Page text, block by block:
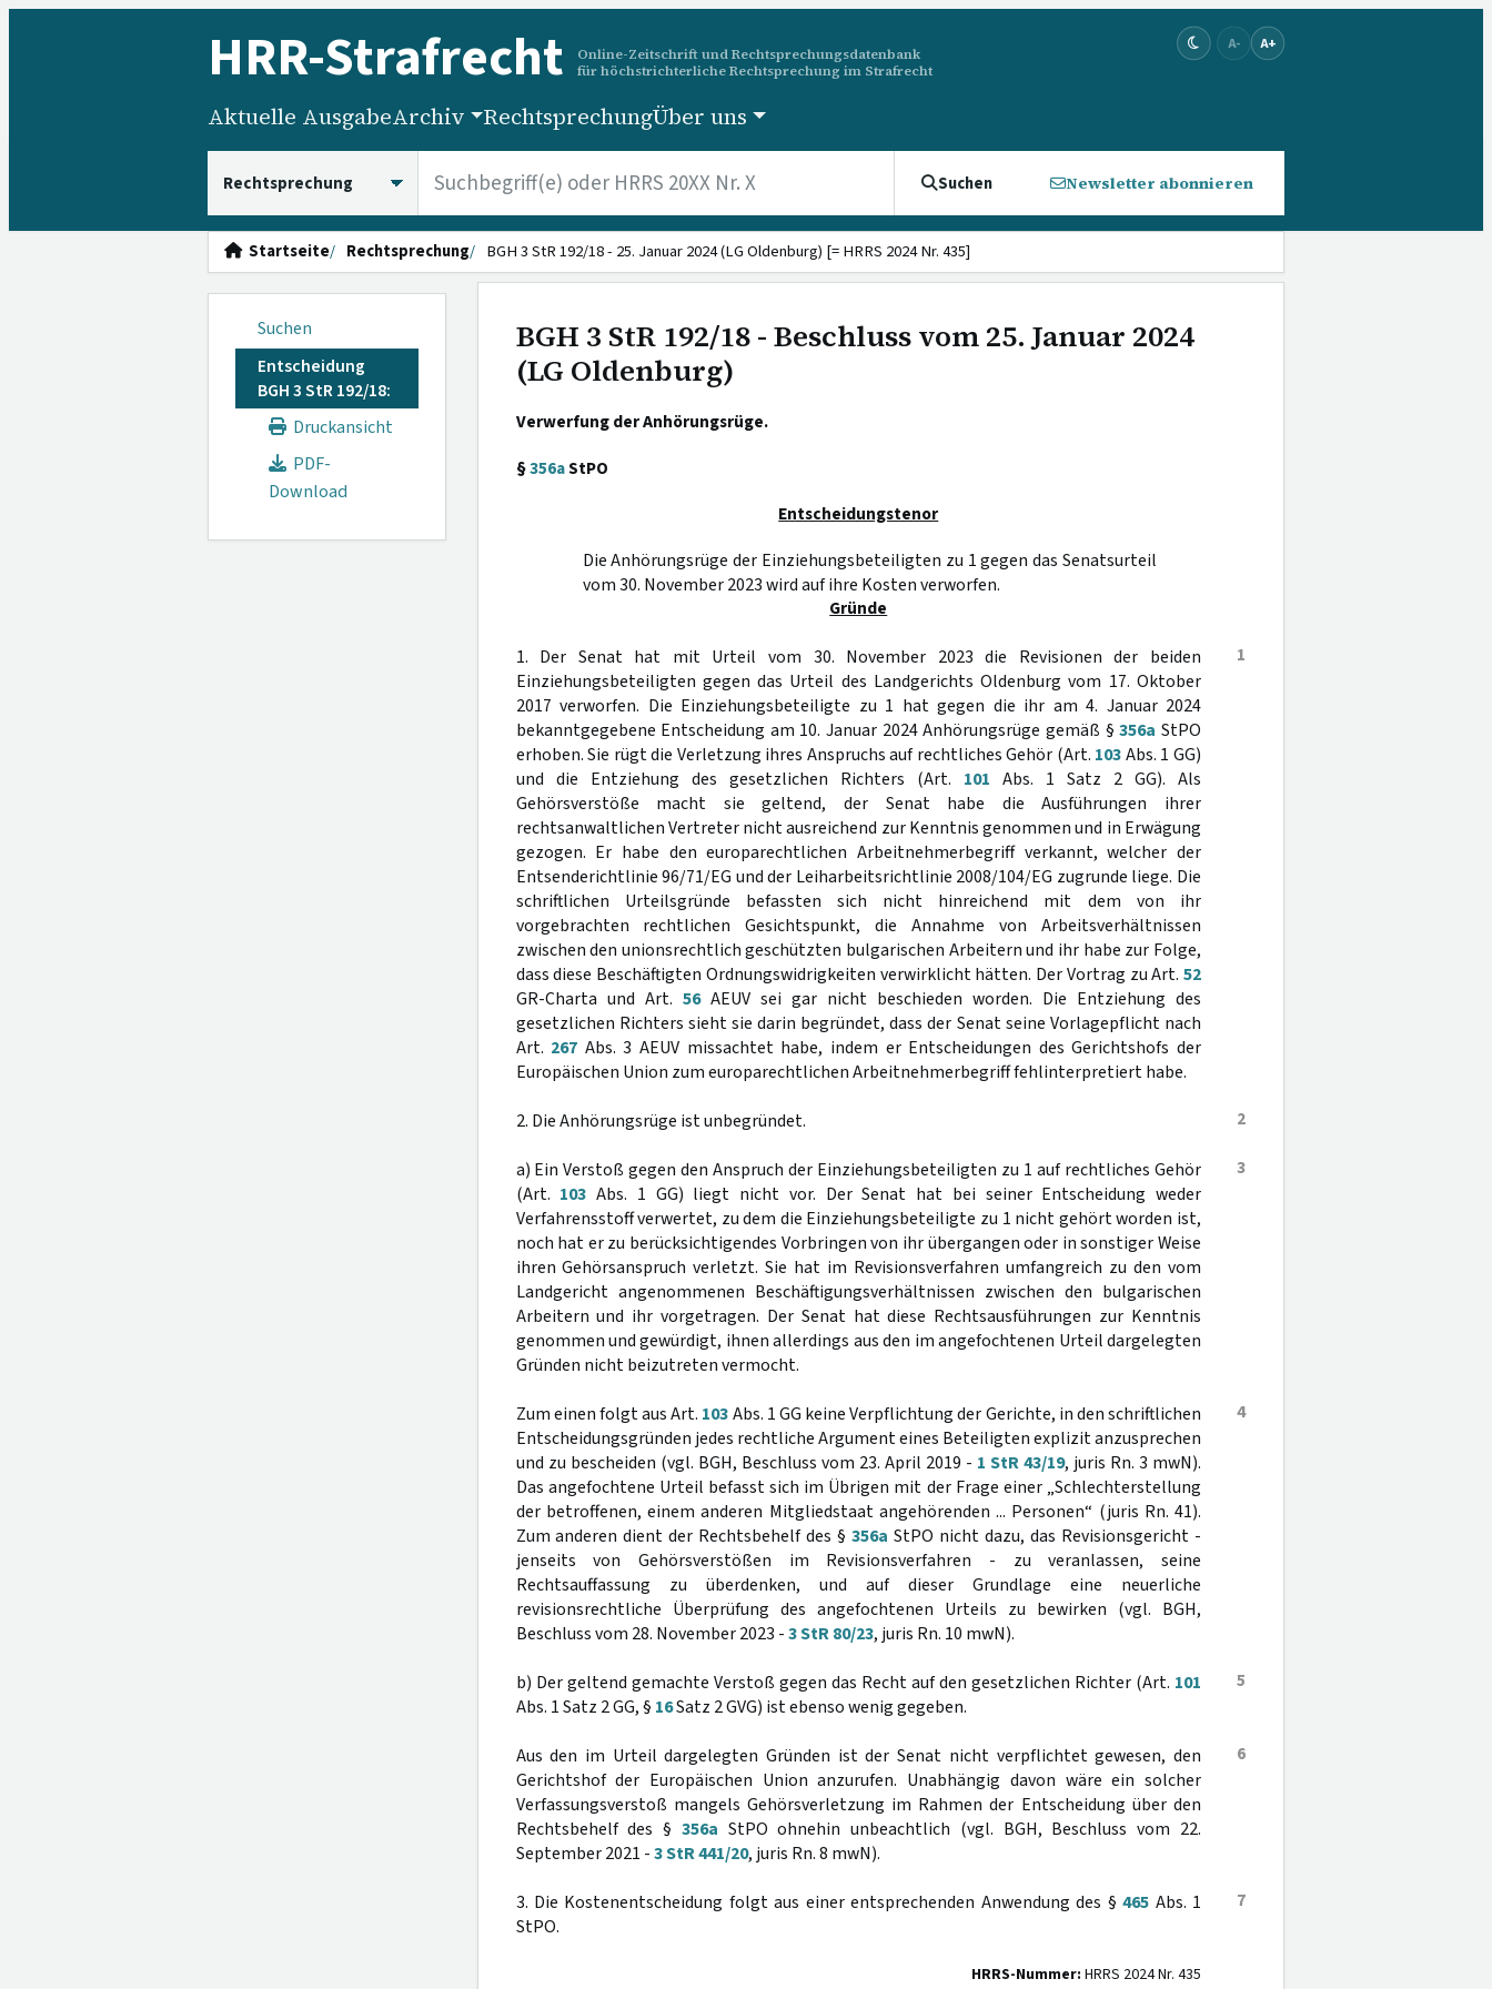
HRR-Strafrecht
Online-Zeitschrift und Rechtsprechungsdatenbank
für höchstrichterliche Rechtsprechung im Strafrecht
A- A+
Aktuelle AusgabeArchiv RechtsprechungÜber uns
Suchen Newsletter abonnieren
Startseite Rechtsprechung BGH 3 StR 192/18 - 25. Januar 2024 (LG Oldenburg) [= HRRS 2024 Nr. 435]
Suchen
Entscheidung
BGH 3 StR 192/18:
Druckansicht
PDF-
Download
BGH 3 StR 192/18 - Beschluss vom 25. Januar 2024
(LG Oldenburg)
Verwerfung der Anhörungsrüge.
§356aStPO
Entscheidungstenor
Die Anhörungsrüge der Einziehungsbeteiligten zu 1 gegen das Senatsurteil
vom 30. November 2023 wird auf ihre Kosten verworfen.
Gründe
1
1. Der Senat hat mit Urteil vom 30. November 2023 die Revisionen der beiden
Einziehungsbeteiligten gegen das Urteil des Landgerichts Oldenburg vom 17. Oktober
2017 verworfen. Die Einziehungsbeteiligte zu 1 hat gegen die ihr am 4. Januar 2024
bekanntgegebene Entscheidung am 10. Januar 2024 Anhörungsrüge gemäß §356a StPO
erhoben. Sie rügt die Verletzung ihres Anspruchs auf rechtliches Gehör (Art. 103Abs. 1 GG)
und die Entziehung des gesetzlichen Richters (Art. 101 Abs. 1 Satz 2 GG). Als
Gehörsverstöße macht sie geltend, der Senat habe die Ausführungen ihrer
rechtsanwaltlichen Vertreter nicht ausreichend zur Kenntnis genommen und in Erwägung
gezogen. Er habe den europarechtlichen Arbeitnehmerbegriff verkannt, welcher der
Entsenderichtlinie 96/71/EG und der Leiharbeitsrichtlinie 2008/104/EG zugrunde liege. Die
schriftlichen Urteilsgründe befassten sich nicht hinreichend mit dem von ihr
vorgebrachten rechtlichen Gesichtspunkt, die Annahme von Arbeitsverhältnissen
zwischen den unionsrechtlich geschützten bulgarischen Arbeitern und ihr habe zur Folge,
dass diese Beschäftigten Ordnungswidrigkeiten verwirklicht hätten. Der Vortrag zu Art. 52
GR-Charta und Art. 56AEUV sei gar nicht beschieden worden. Die Entziehung des
gesetzlichen Richters sieht sie darin begründet, dass der Senat seine Vorlagepflicht nach
Art. 267 Abs. 3 AEUV missachtet habe, indem er Entscheidungen des Gerichtshofs der
Europäischen Union zum europarechtlichen Arbeitnehmerbegriff fehlinterpretiert habe.
2
2. Die Anhörungsrüge ist unbegründet.
3
a) Ein Verstoß gegen den Anspruch der Einziehungsbeteiligten zu 1 auf rechtliches Gehör
(Art. 103 Abs. 1 GG) liegt nicht vor. Der Senat hat bei seiner Entscheidung weder
Verfahrensstoff verwertet, zu dem die Einziehungsbeteiligte zu 1 nicht gehört worden ist,
noch hat er zu berücksichtigendes Vorbringen von ihr übergangen oder in sonstiger Weise
ihren Gehörsanspruch verletzt. Sie hat im Revisionsverfahren umfangreich zu den vom
Landgericht angenommenen Beschäftigungsverhältnissen zwischen den bulgarischen
Arbeitern und ihr vorgetragen. Der Senat hat diese Rechtsausführungen zur Kenntnis
genommen und gewürdigt, ihnen allerdings aus den im angefochtenen Urteil dargelegten
Gründen nicht beizutreten vermocht.
4
Zum einen folgt aus Art. 103Abs. 1 GG keine Verpflichtung der Gerichte, in den schriftlichen
Entscheidungsgründen jedes rechtliche Argument eines Beteiligten explizit anzusprechen
und zu bescheiden (vgl. BGH, Beschluss vom 23. April 2019 - 1 StR 43/19, juris Rn. 3 mwN).
Das angefochtene Urteil befasst sich im Übrigen mit der Frage einer „Schlechterstellung
der betroffenen, einem anderen Mitgliedstaat angehörenden ... Personen“ (juris Rn. 41).
Zum anderen dient der Rechtsbehelf des §356a StPO nicht dazu, das Revisionsgericht -
jenseits von Gehörsverstößen im Revisionsverfahren - zu veranlassen, seine
Rechtsauffassung zu überdenken, und auf dieser Grundlage eine neuerliche
revisionsrechtliche Überprüfung des angefochtenen Urteils zu bewirken (vgl. BGH,
Beschluss vom 28. November 2023 -3 StR 80/23, juris Rn. 10 mwN).
5
b) Der geltend gemachte Verstoß gegen das Recht auf den gesetzlichen Richter (Art. 101
Abs. 1 Satz 2 GG, § 16Satz 2 GVG) ist ebenso wenig gegeben.
6
Aus den im Urteil dargelegten Gründen ist der Senat nicht verpflichtet gewesen, den
Gerichtshof der Europäischen Union anzurufen. Unabhängig davon wäre ein solcher
Verfassungsverstoß mangels Gehörsverletzung im Rahmen der Entscheidung über den
Rechtsbehelf des § 356a StPO ohnehin unbeachtlich (vgl. BGH, Beschluss vom 22.
September 2021 -3 StR 441/20, juris Rn. 8 mwN).
7
3. Die Kostenentscheidung folgt aus einer entsprechenden Anwendung des §465 Abs. 1
StPO.
HRRS-Nummer: HRRS 2024 Nr. 435